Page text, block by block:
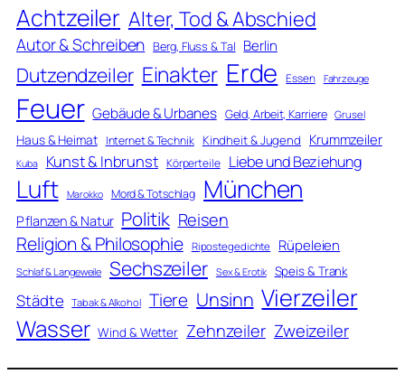
Achtzeiler Alter, Tod & Abschied
Autor & Schreiben Berg, Fluss & Tal Berlin
Dutzendzeiler Einakter Erde Essen Fahrzeuge
Feuer Gebäude & Urbanes Geld, Arbeit, Karriere Grusel
Haus & Heimat Internet & Technik Kindheit & Jugend Krummzeiler
Kuba Kunst & Inbrunst Körperteile Liebe und Beziehung
Luft Marokko Mord & Totschlag München
Pflanzen & Natur Politik Reisen
Religion & Philosophie Ripostegedichte Rüpeleien
Schlaf & Langeweile Sechszeiler Sex & Erotik Speis & Trank
Städte Tabak & Alkohol Tiere Unsinn Vierzeiler
Wasser Wind & Wetter Zehnzeiler Zweizeiler